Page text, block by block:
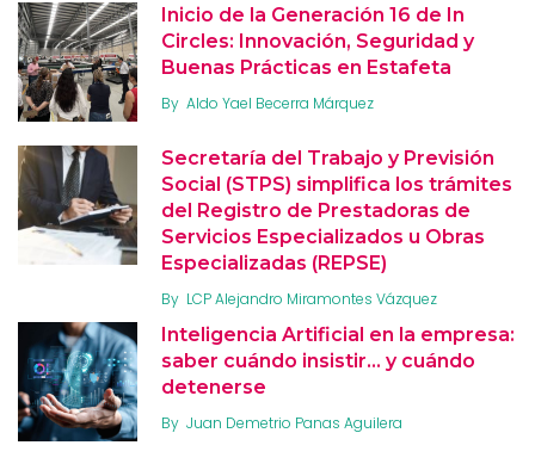
Inicio de la Generación 16 de In
Circles: Innovación, Seguridad y
Buenas Prácticas en Estafeta
By Aldo Yael Becerra Márquez
Secretaría del Trabajo y Previsión
Social (STPS) simplifica los trámites
del Registro de Prestadoras de
Servicios Especializados u Obras
Especializadas (REPSE)
By LCP Alejandro Miramontes Vázquez
Inteligencia Artificial en la empresa:
saber cuándo insistir… y cuándo
detenerse
By Juan Demetrio Panas Aguilera